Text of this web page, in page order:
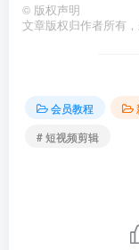
© 版权声明
文章版权归作者所有，
会员教程
# 短视频剪辑